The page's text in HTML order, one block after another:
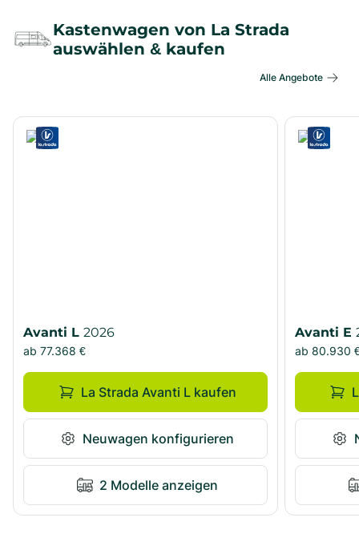
Kastenwagen von La Strada
auswählen & kaufen
Alle Angebote
Avanti L 2026
ab 77.368 €
La Strada Avanti L kaufen
Neuwagen konfigurieren
2 Modelle anzeigen
Avanti E
ab80.930